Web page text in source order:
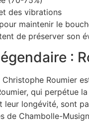
des vibrations
maintenir le
de préserver son
:
Roumier
qui perpétue
leur longévité, sont
de Chambolle-